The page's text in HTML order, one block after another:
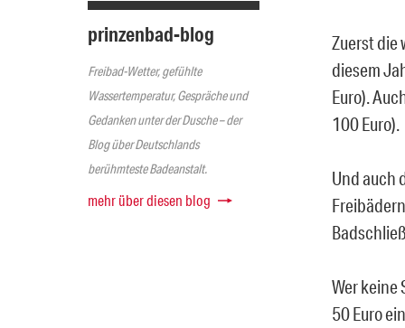
prinzenbad-blog
Freibad-Wetter, gefühlte
Wassertemperatur, Gespräche und
Gedanken unter der Dusche – der
Blog über Deutschlands
berühmteste Badeanstalt.
mehr über diesen blog
Zuerst die
diesem
Euro).
100 Euro).
Und auch
Wer keine
50 Euro